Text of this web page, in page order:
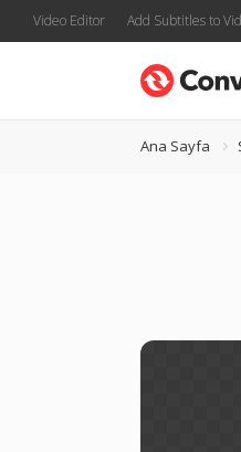
Video Editor Add Subtitles to
Ana Sayfa